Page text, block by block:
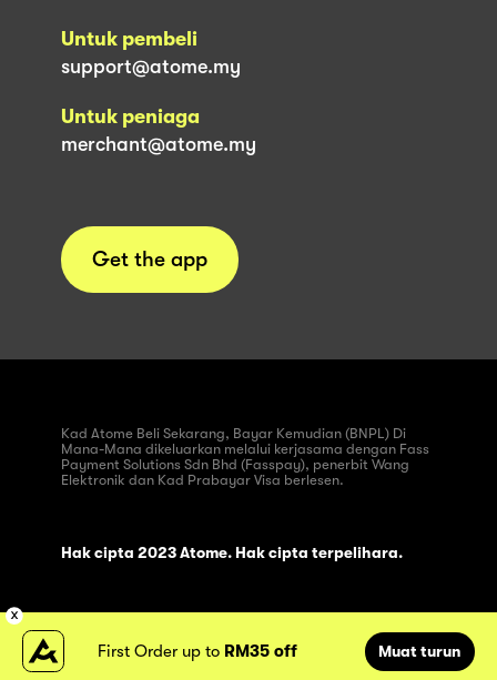
Untuk pembeli
support@atome.my
Untuk peniaga
merchant@atome.my
Get the app
Kad Atome Beli Sekarang, Bayar Kemudian (BNPL) Di
Mana-Mana dikeluarkan melalui kerjasama dengan Fass
Payment Solutions Sdn Bhd (Fasspay), penerbit Wang
Elektronik dan Kad Prabayar Visa berlesen.
Hak cipta 2023 Atome. Hak cipta terpelihara.
First Order up to RM35 off Muat turun